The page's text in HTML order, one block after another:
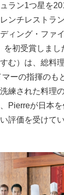
ラン1つ星を
ンチレストラ
ィング・ファ
を初受賞しまし
む）は、総料
ーの指揮のも
練された料理
Pierreが日本
評価を受けて